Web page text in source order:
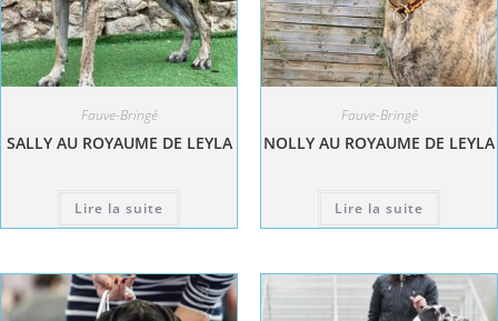
Fauve-Bringé
SALLY AU ROYAUME DE LEYLA
Lire la suite
Fauve-Bringé
NOLLY AU ROYAUME DE LEYLA
Lire la suite